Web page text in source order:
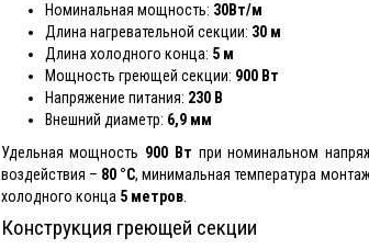
Номинальная мощность: 30Вт/м
Длина нагревательной секции: 30 м
Длина холодного конца: 5 м
Мощность греющей секции: 900 Вт
Напряжение питания: 230 В
Внешний диаметр: 6,9 мм
Удельная мощность 900 Вт при номинальном
воздействия – 80 °С, минимальная температура
холодного конца 5 метров.
Конструкция греющей секции